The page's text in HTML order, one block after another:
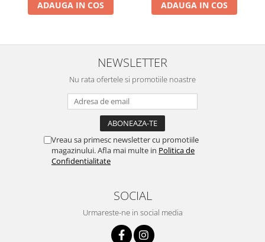
ADAUGA IN COS ADAUGA IN COS
NEWSLETTER
Nu rata ofertele si promotiile noastre
Vreau sa primesc newsletter cu promotiile
magazinului. Afla mai multe in Politica de
Confidentialitate
SOCIAL
Urmareste-ne in social media